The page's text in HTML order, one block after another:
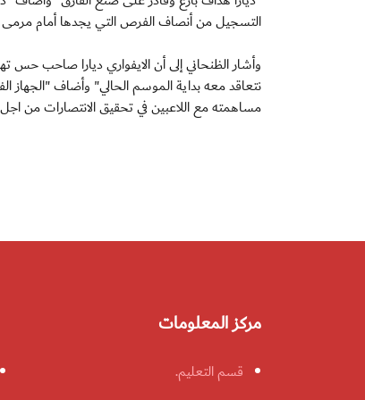
التسجيل من أنصاف الفرص التي يجدها أمام
وأشار الظنحاني إلى أن الايفواري ديارا صاحب حس
نتعاقد معه بداية الموسم الحالي" وأضاف "الجهاز
مساهمته مع اللاعبين في تحقيق الانتصارات من
مركز المعلومات
قسم التعليم.